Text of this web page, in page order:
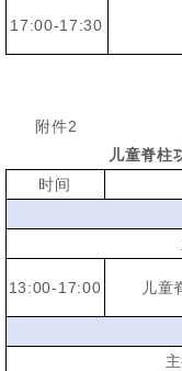
17:00-17:30
附件2
儿童脊柱
时间
13:00-17:00 儿童